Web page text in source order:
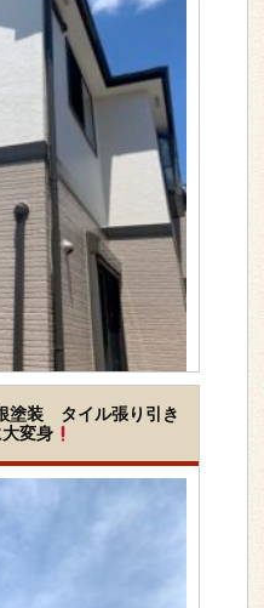
容
屋根＆外壁セット
材
サイディング外壁
類
シリコン
塗装 タイル張り引き
変身